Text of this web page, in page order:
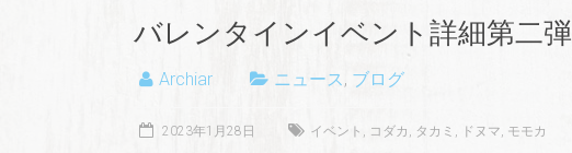
バレンタインイベント詳細第二弾
Archiar ニュース, ブログ
2023年1月28日 イベント , コダカ , タカミ , ドヌマ, モモカ